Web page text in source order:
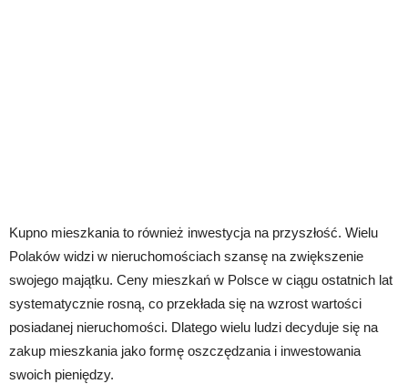
Kupno mieszkania to również inwestycja na przyszłość. Wielu
Polaków widzi w nieruchomościach szansę na zwiększenie
swojego majątku. Ceny mieszkań w Polsce w ciągu ostatnich lat
systematycznie rosną, co przekłada się na wzrost wartości
posiadanej nieruchomości. Dlatego wielu ludzi decyduje się na
zakup mieszkania jako formę oszczędzania i inwestowania
swoich pieniędzy.